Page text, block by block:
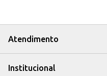
Atendimento
Institucional